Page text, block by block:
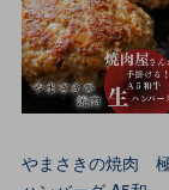
やまさきの焼肉